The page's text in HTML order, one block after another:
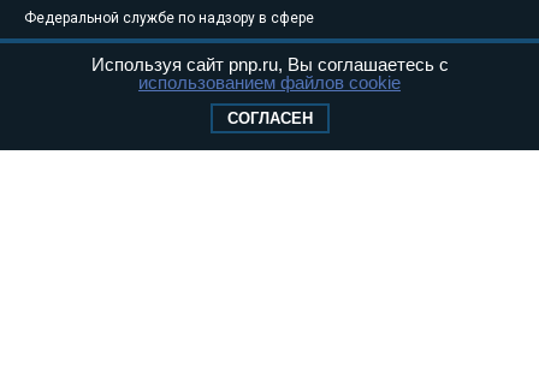
Федеральной службе по надзору в сфере
связи, информационных технологий и
массовых коммуникаций (Роскомнадзор) 05
Свидетельство о регистрации Эл № ФС77-
Используя сайт pnp.ru, Вы соглашаетесь с
использованием файлов cookie
СОГЛАСЕН